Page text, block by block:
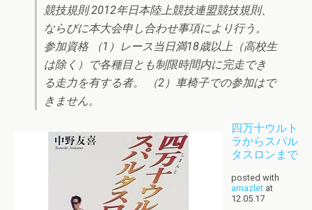
競技規則 2012年日本陸上競技連盟競技規則、
ならびに本大会申し合わせ事項により行う。
参加資格 （1）レース当日満18歳以上（高校生
は除く）で各種目とも制限時間内に完走でき
る走力を有する者。 （2）車椅子での参加はで
きません。
四万十ウルト
ラからスパル
タスロンまで
posted with
amazlet at
12.05.17